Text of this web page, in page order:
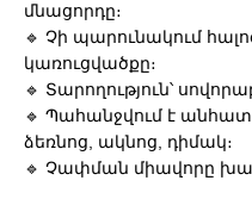
մնացորդը։
🔹 Չի պարունակում
կառուցվածքը։
🔹 Տարողություն՝
🔹 Պահանջվում է
ձեռնոց, ակնոց, դիմակ։
🔹 Չափման միավորը